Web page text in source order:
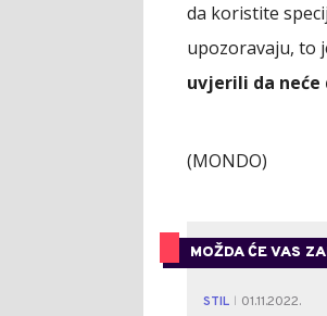
da koristite
upozoravaju, to
uvjerili da neće
(MONDO)
MOŽDA ĆE VAS
STIL
01.11.2022.